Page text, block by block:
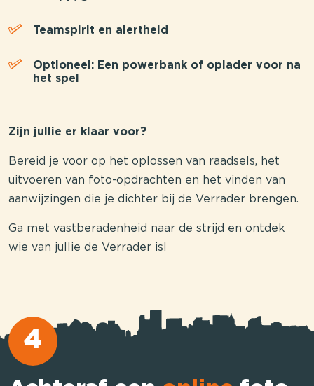
Teamspirit en alertheid
Optioneel: Een powerbank of oplader voor na
het spel
Zijn jullie er klaar voor?
Bereid je voor op het oplossen van raadsels, het
uitvoeren van foto-opdrachten en het vinden van
aanwijzingen die je dichter bij de Verrader brengen.
Ga met vastberadenheid naar de strijd en ontdek
wie van jullie de Verrader is!
4